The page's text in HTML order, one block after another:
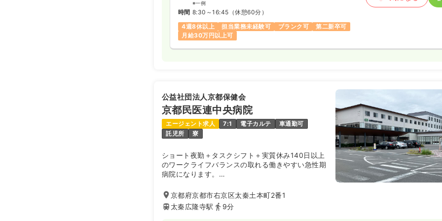
※一例
時間 8:30～16:45 （休憩60分）
4週8休以上
担当業務未経験可 ブランク可
第二新卒可
月給30万円以上可
公益社団法人京都保健会
京都民医連中央病院
エージェント求人 7:1 電子カルテ
車通勤可
託児所
寮
ショート夜勤＋タスクシフト＋実質休み140日以上
のワークライフバランスの取れる働きやすい急性期
病院になります。
★年間休日120日以上★看護補助者様が介助業務を
担当くださるため負担少なめ★職場環境◎★キャリ
ア幅が広いです
京都府京都市右京区太秦土本町2番1
太秦広隆寺駅
9分